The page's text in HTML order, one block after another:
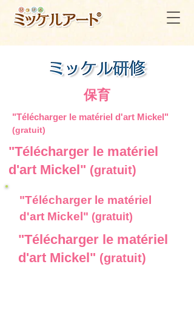
保育
"Télécharger le matériel d'art Mickel"
(gratuit)
"Télécharger le matériel
d'art Mickel" (gratuit)
"Télécharger le matériel
d'art Mickel" (gratuit)
"Télécharger le matériel
d'art Mickel" (gratuit)